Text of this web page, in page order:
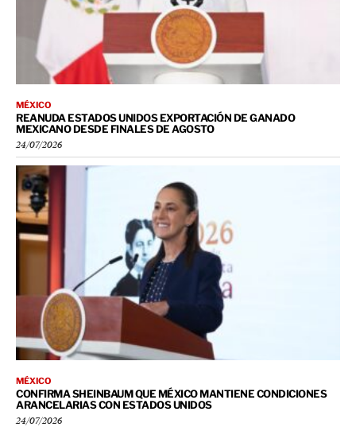
MÉXICO
REANUDA ESTADOS UNIDOS EXPORTACIÓN DE GANADO
MEXICANO DESDE FINALES DE AGOSTO
24/07/2026
MÉXICO
CONFIRMA SHEINBAUM QUE MÉXICO MANTIENE CONDICIONES
ARANCELARIAS CON ESTADOS UNIDOS
24/07/2026